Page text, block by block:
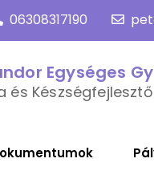
06308317190
Egységes
és